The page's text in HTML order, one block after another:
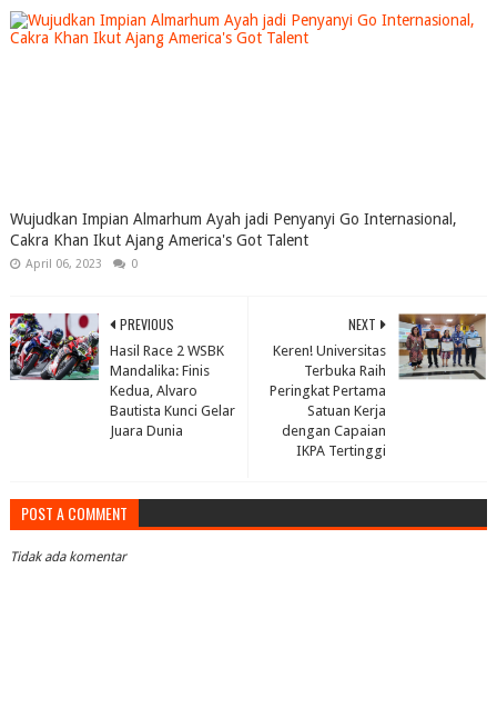
Wujudkan Impian Almarhum Ayah jadi Penyanyi Go Internasional,
Cakra Khan Ikut Ajang America's Got Talent
April 06, 2023 0
NEXT
Keren! Universitas
Terbuka Raih
Peringkat Pertama
Satuan Kerja
dengan Capaian
IKPA Tertinggi
PREVIOUS
Hasil Race 2 WSBK
Mandalika: Finis
Kedua, Alvaro
Bautista Kunci Gelar
Juara Dunia
POST A COMMENT
Tidak ada komentar